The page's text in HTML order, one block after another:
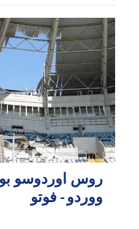
روس اوردوسو بو
ووردو - فوتو